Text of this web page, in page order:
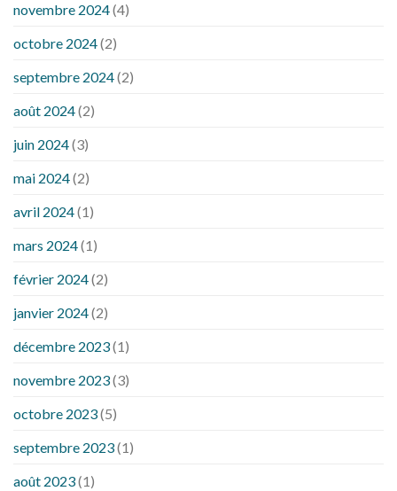
novembre 2024(4)
octobre 2024(2)
septembre 2024(2)
août 2024(2)
juin 2024(3)
mai 2024(2)
avril 2024(1)
mars 2024(1)
février 2024(2)
janvier 2024(2)
décembre 2023(1)
novembre 2023(3)
octobre 2023(5)
septembre 2023(1)
août 2023(1)